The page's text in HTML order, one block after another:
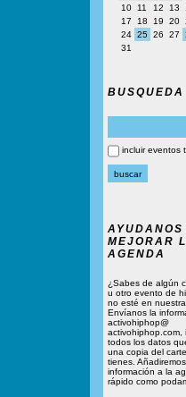
10
11 12 13
17
18 19 20
24 25 26 27
31
BUSQUEDA
incluir eventos
AYUDANOS
MEJORAR
AGENDA
¿Sabes de algún
u otro evento de
no esté en
Envíanos la
activohiphop@
activohiphop.com,
todos los datos
una copia del
tienes.
información a la
rápido como